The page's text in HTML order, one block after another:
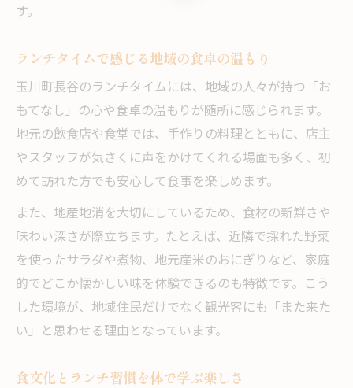
す。
ランチタイムで感じる地域の食卓の温もり
玉川町長谷のランチタイムには、地域の人々が持つ「お
もてなし」の心や食卓の温もりが随所に感じられます。
地元の飲食店や食堂では、手作りの料理とともに、店主
やスタッフが気さくに声をかけてくれる場面も多く、初
めて訪れた方でも安心して食事を楽しめます。
また、地産地消を大切にしているため、食材の新鮮さや
味わい深さが際立ちます。たとえば、近隣で採れた野菜
を使ったサラダや煮物、地元産米のおにぎりなど、家庭
的でどこか懐かしい味を体験できるのも特徴です。こう
した環境が、地域住民だけでなく観光客にも「また来た
い」と思わせる理由となっています。
食文化とランチ習慣を体で学ぶ楽しさ